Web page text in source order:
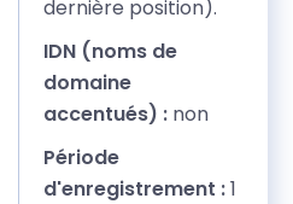
dernière position).
IDN (noms de
domaine
accentués) : non
Période
d'enregistrement :1